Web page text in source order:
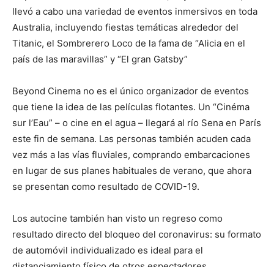
llevó a cabo una variedad de eventos inmersivos en toda
Australia, incluyendo fiestas temáticas alrededor del
Titanic, el Sombrerero Loco de la fama de “Alicia en el
país de las maravillas” y “El gran Gatsby”
Beyond Cinema no es el único organizador de eventos
que tiene la idea de las películas flotantes. Un “Cinéma
sur l’Eau” – o cine en el agua – llegará al río Sena en París
este fin de semana. Las personas también acuden cada
vez más a las vías fluviales, comprando embarcaciones
en lugar de sus planes habituales de verano, que ahora
se presentan como resultado de COVID-19.
Los autocine también han visto un regreso como
resultado directo del bloqueo del coronavirus: su formato
de automóvil individualizado es ideal para el